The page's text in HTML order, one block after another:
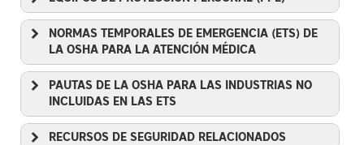
NORMAS TEMPORALES DE EMERGENCIA (ETS) DE
LA OSHA PARA LA ATENCIÓN MÉDICA
PAUTAS DE LA OSHA PARA LAS INDUSTRIAS NO
INCLUIDAS EN LAS ETS
RECURSOS DE SEGURIDAD RELACIONADOS